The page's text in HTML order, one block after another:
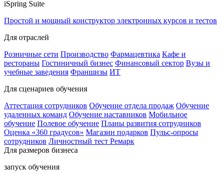
iSpring Suite
Простой и мощный конструктор электронных курсов и тестов
Для отраслей
Розничные сети Производство Фармацевтика Кафе и
рестораны Гостиничный бизнес Финансовый сектор Вузы и
учебные заведения Франшизы ИТ
Для сценариев обучения
Аттестация сотрудников Обучение отдела продаж Обучение
удаленных команд Обучение наставников Мобильное
обучение Полевое обучение Планы развития сотрудников
Оценка «360 градусов» Магазин подарков Пульс-опросы
сотрудников Личностный тест Ремарк
Для размеров бизнеса
запуск обучения